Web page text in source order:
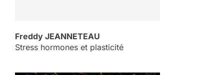
Freddy JEANNETEAU
Stress hormones et plasticité